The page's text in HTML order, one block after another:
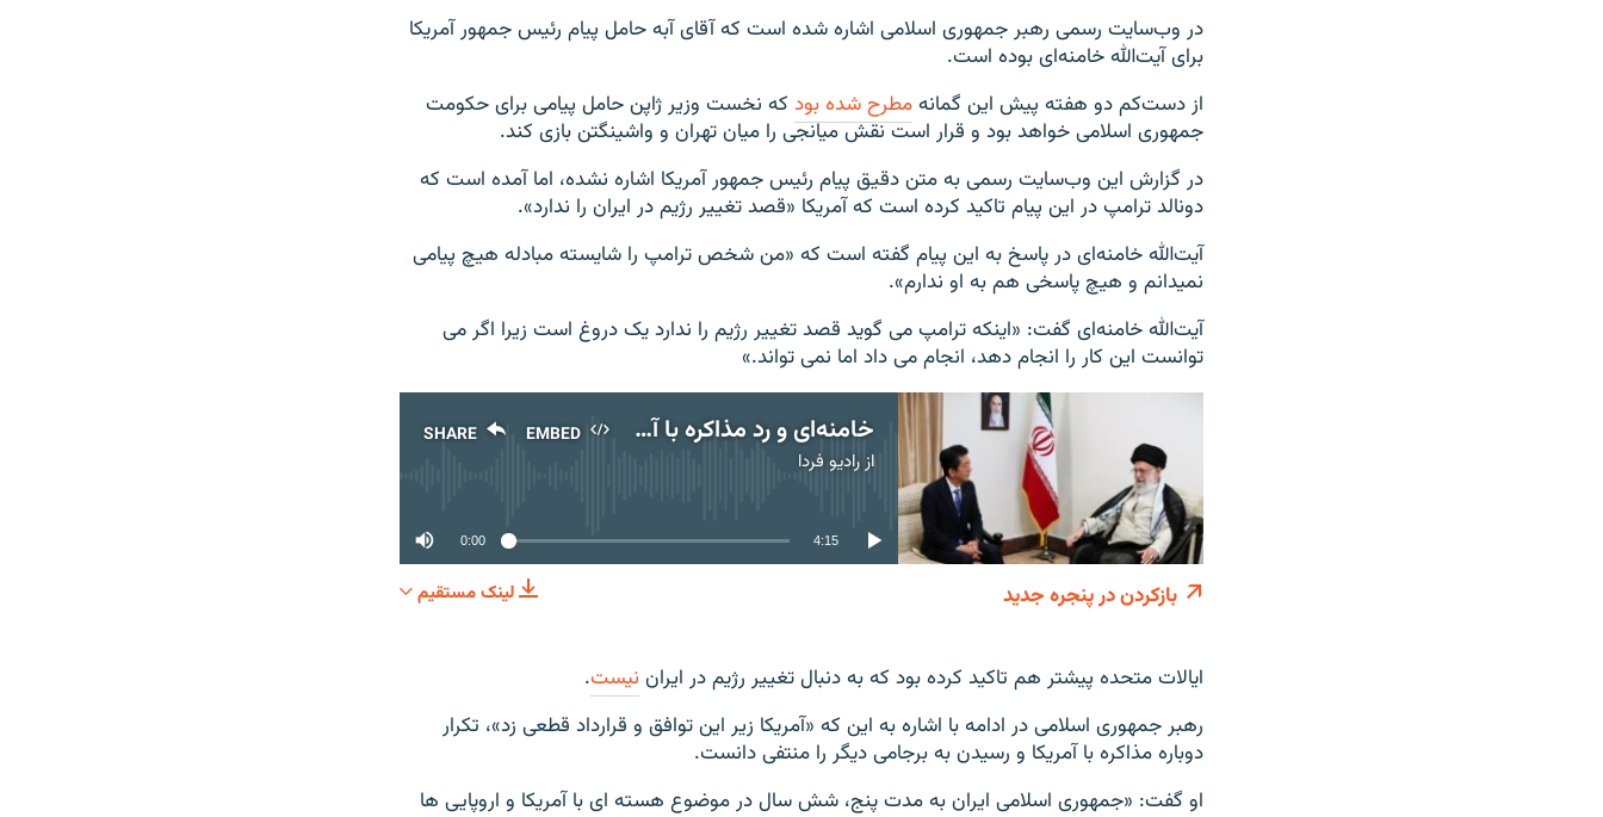
در وب‌سایت رسمی رهبر جمهوری اسلامی اشاره شده است که آقای آبه حامل پیام رئیس جمهور آمریکا
برای آیت‌الله خامنه‌ای بوده است.
از دست‌کم دو هفته پیش این گمانهمطرح شده بود که نخست وزیر ژاپن حامل پیامی برای حکومت
جمهوری اسلامی خواهد بود و قرار است نقش میانجی را میان تهران و واشینگتن بازی کند.
در گزارش این وب‌سایت رسمی به متن دقیق پیام رئیس جمهور آمریکا اشاره نشده، اما آمده است که
دونالد ترامپ در این پیام تاکید کرده است که آمریکا «قصد تغییر رژیم در ایران را ندارد».
آیت‌الله خامنه‌ای در پاسخ به این پیام گفته است که «من شخص ترامپ را شایسته مبادله هیچ پیامی
نمیدانم و هیچ پاسخی هم به او ندارم».
آیت‌الله خامنه‌ای گفت: «اینکه ترامپ می گوید قصد تغییر رژیم را ندارد یک دروغ است زیرا اگر می
توانست این کار را انجام دهد، انجام می داد اما نمی تواند.»
EMBED
SHARE خامنه‌ای و رد مذاکره با آمریکا
ازرادیو فردا
SHARE
No media source currently available
0:00 4:15
لینک مستقیم بازکردن در پنجره جدید
ایالات متحده پیشتر هم تاکید کرده بود که به دنبال تغییر رژیم در ایران نیست.
رهبر جمهوری اسلامی در ادامه با اشاره به این که «آمریکا زیر این توافق و قرارداد قطعی زد»، تکرار
دوباره مذاکره با آمریکا و رسیدن به برجامی دیگر را منتفی دانست.
او گفت: «جمهوری اسلامی ایران به مدت پنج، شش سال در موضوع هسته ای با آمریکا و اروپایی ها